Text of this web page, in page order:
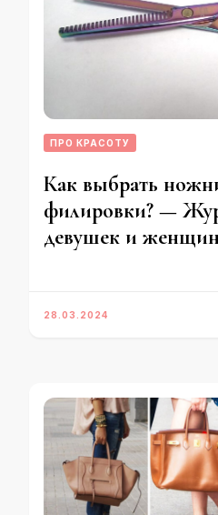
ПРО КРАСОТУ
Как выбрать
филировки? —
девушек и
28.03.2024